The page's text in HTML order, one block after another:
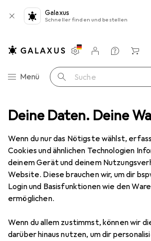
Deine Daten. Deine
Wenn du nur das Nötigste wählst,
Cookies und ähnlichen Technologien
deinem Gerät und deinem
Website. Diese brauchen wir, um dir
Login und Basisfunktionen wie den
ermöglichen.
Wenn du allem zustimmst, können wir
darüber hinaus nutzen, um dir
Galaxus
Schneller finden und bestellen
Navigation nach Kategorien
Menü Suche
Einstellungen
Kundenkonto
Vergleichslisten
Merklisten
Warenkorb
Farben + Anstriche Malerbedarf
Zubehör Malerbedarf
Produkte Forum